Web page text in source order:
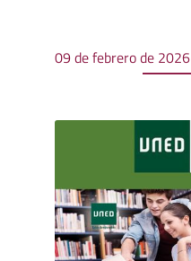
09 de febrero de 2026